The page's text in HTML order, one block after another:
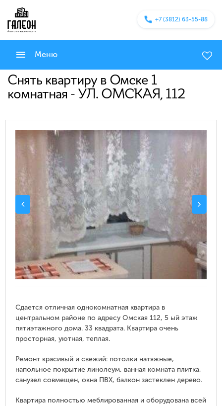
+7 (3812) 63-55-88
Меню
Снять квартиру в Омске 1
комнатная - УЛ. ОМСКАЯ, 112
Сдается отличная однокомнатная квартира в
центральном районе по адресу Омская 112, 5 ый этаж
пятиэтажного дома. 33 квадрата. Квартира очень
просторная, уютная, теплая.
Ремонт красивый и свежий: потолки натяжные,
напольное покрытие линолеум, ванная комната плитка,
санузел совмещен, окна ПВХ, балкон застеклен дерево.
Квартира полностью меблированная и оборудована всей